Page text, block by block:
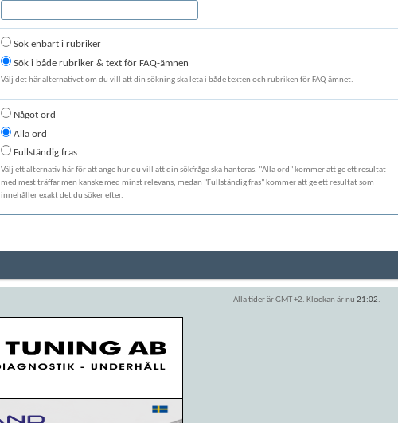
Sök enbart i rubriker
Sök i både rubriker & text för FAQ-ämnen
Välj det här alternativet om du vill att din sökning ska leta i både texten och rubriken för FAQ-ämnet.
Något ord
Alla ord
Fullständig fras
Välj ett alternativ här för att ange hur du vill att din sökfråga ska hanteras. "Alla ord" kommer att ge ett resultat
med mest träffar men kanske med minst relevans, medan "Fullständig fras" kommer att ge ett resultat som
innehåller exakt det du söker efter.
Alla tider är GMT +2. Klockan är nu 21:02.